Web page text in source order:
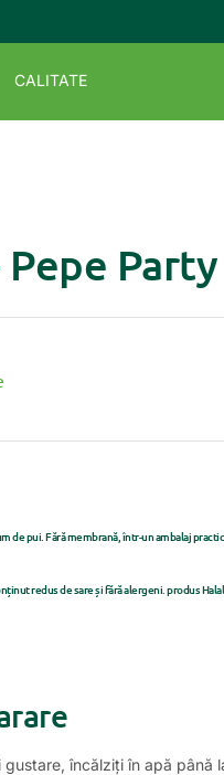
CALITATE
Pepe
de pui. Fără membrană, într-un ambalaj
redus de sare și fără alergeni. produs
încălziți în apă până